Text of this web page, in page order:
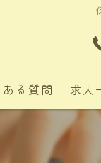
ある質問 求人